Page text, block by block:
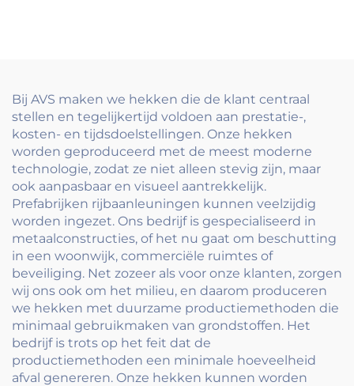
Koolstofstaal Frame
Bij AVS maken we hekken die de klant centraal
stellen en tegelijkertijd voldoen aan prestatie-,
kosten- en tijdsdoelstellingen. Onze hekken
worden geproduceerd met de meest moderne
technologie, zodat ze niet alleen stevig zijn, maar
ook aanpasbaar en visueel aantrekkelijk.
Prefabrijken rijbaanleuningen kunnen veelzijdig
worden ingezet. Ons bedrijf is gespecialiseerd in
metaalconstructies, of het nu gaat om beschutting
in een woonwijk, commerciële ruimtes of
beveiliging. Net zozeer als voor onze klanten, zorgen
wij ons ook om het milieu, en daarom produceren
we hekken met duurzame productiemethoden die
minimaal gebruikmaken van grondstoffen. Het
bedrijf is trots op het feit dat de
productiemethoden een minimale hoeveelheid
afval genereren. Onze hekken kunnen worden